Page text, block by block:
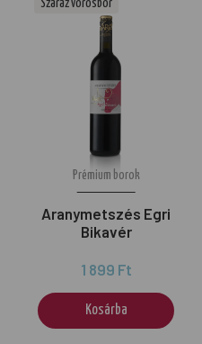
Prémium borok
Aranymetszés Egri
Bikavér
1 899 Ft
Kosárba
Száraz vörösbor